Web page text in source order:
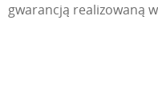
gwarancją realizowaną